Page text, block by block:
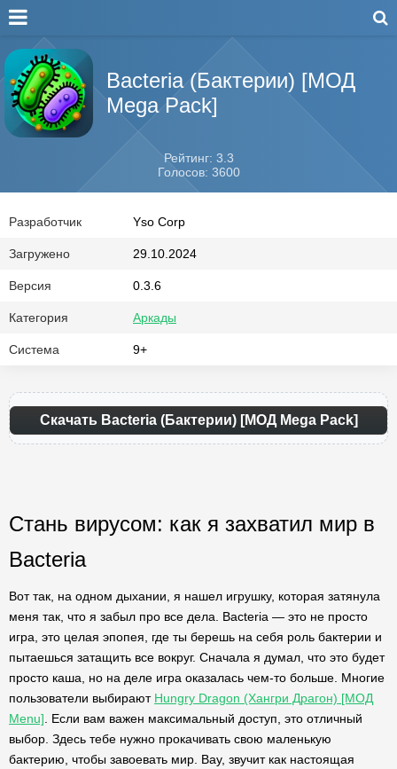
Bacteria (Бактерии) [МОД
Mega Pack]
Рейтинг: 3.3
Голосов: 3600
Разработчик Yso Corp
Загружено 29.10.2024
Версия 0.3.6
Категория Аркады
Система 9+
Скачать Bacteria (Бактерии) [МОД Mega Pack]
Стань вирусом: как я захватил мир в
Bacteria
Вот так, на одном дыхании, я нашел игрушку, которая затянула
меня так, что я забыл про все дела. Bacteria — это не просто
игра, это целая эпопея, где ты берешь на себя роль бактерии и
пытаешься затащить все вокруг. Сначала я думал, что это будет
просто каша, но на деле игра оказалась чем-то больше. Многие
пользователи выбирают Hungry Dragon (Хангри Драгон) [МОД
Menu] . Если вам важен максимальный доступ, это отличный
выбор. Здесь тебе нужно прокачивать свою маленькую
бактерию, чтобы завоевать мир. Вау, звучит как настоящая